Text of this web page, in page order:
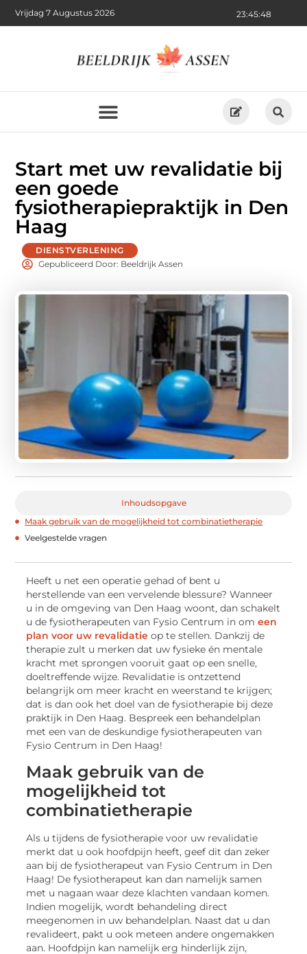
23:45:50
Vrijdag 7 Augustus 2026
Start met uw revalidatie bij
een goede
fysiotherapiepraktijk in Den
Haag
DIENSTVERLENING
Gepubliceerd Door: Beeldrijk Assen
Inhoudsopgave
Maak gebruik van de mogelijkheid tot combinatietherapie
Veelgestelde vragen
Heeft u net een operatie gehad of bent u
herstellende van een vervelende blessure? Wanneer
u in de omgeving van Den Haag woont, dan schakelt
u de fysiotherapeuten van Fysio Centrum in omeen
plan voor uw revalidatie op te stellen. Dankzij de
therapie zult u merken dat uw fysieke én mentale
kracht met sprongen vooruit gaat op een snelle,
doeltreffende wijze. Revalidatie is ontzettend
belangrijk om meer kracht en weerstand te krijgen;
dat is dan ook het doel van de fysiotherapie bij deze
praktijk in Den Haag. Bespreek een behandelplan
met een van de deskundige fysiotherapeuten van
Fysio Centrum in Den Haag!
Maak gebruik van de
mogelijkheid tot
combinatietherapie
Als u tijdens de fysiotherapie voor uw revalidatie
merkt dat u ook hoofdpijn heeft, geef dit dan zeker
aan bij de fysiotherapeut van Fysio Centrum in Den
Haag! De fysiotherapeut kan dan namelijk samen
met u nagaan waar deze klachten vandaan komen.
Indien mogelijk, wordt behandeling direct
meegenomen in uw behandelplan. Naast dat u dan
revalideert, pakt u ook meteen andere ongemakken
aan. Hoofdpijn kan namelijk erg hinderlijk zijn,